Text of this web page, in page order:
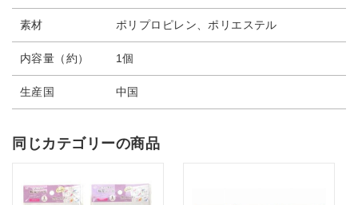
素材 ポリプロピレン、ポリエステル
内容量（約） 1個
生産国 中国
同じカテゴリーの商品